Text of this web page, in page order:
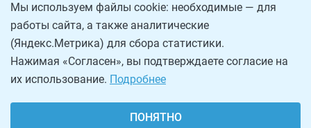
Мы используем файлы cookie: необходимые — для
работы сайта, а также аналитические
(Яндекс.Метрика) для сбора статистики.
Нажимая «Согласен», вы подтверждаете согласие на
их использование. Подробнее
ПОНЯТНО